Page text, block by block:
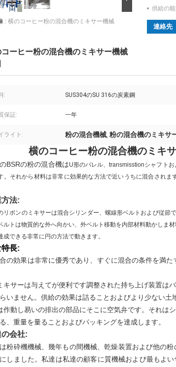
: 横のコーヒー粉の混合機のミキサー機械
供給の
連絡先
ーヒー粉の混合機のミキサー機械
: SUS304のSU 316の炭素鋼
保証: 一年
ライト: 粉の混合機械, 粉の混合機のミキサ
横のコーヒー粉の混合機のミキ
BSRの粉の混合機はU形のバレル、transmisstionシャフト
。それから材料は非常に効果的な方法で近いうちに混合され
法:
リボンのミキサーは混合シリンダー、螺線形ベルトおよび従節
ルトは物質的な外へ向かい、外ベルト移動を内部材料動かしま
成できる非常に円の方法で動きます。
特長:
の効果は非常に優秀であり、すぐに混合の条件を満
キサーは与えてが便利です調整された持ち上げ装置は
いません。供給の効果は詰ることおよびより少ない土
作動し易いの排出の部品にそこに空気弁です。それは
、重量を量ることおよびパッキングを達成します。
会社:
粉砕機機械、幾年もの間機械、乾燥装置および他の
しました。私達は私達の顧客に質機械および最もよ